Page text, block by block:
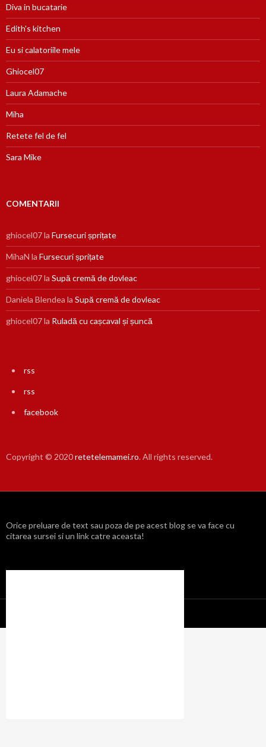
Diva in bucatarie
Edith's kitchen
Eu si calatoriile mele
Ghiocel07
Laura Adamache
Miha
Retete fel de fel
Sara Mike
COMENTARII
ghiocel07la Fursecuri șprițate
MihaN la Fursecuri șprițate
ghiocel07la Supă cremă de dovleac
Daniela Blendea la Supă cremă de dovleac
ghiocel07la Ruladă cu cașcaval și șuncă
rss
rss
facebook
Copyright © 2020retetelemamei.ro. All rights reserved.
Orice preluare de text sau poza de pe acest blog se va face cu
citarea sursei si un link catre aceasta!